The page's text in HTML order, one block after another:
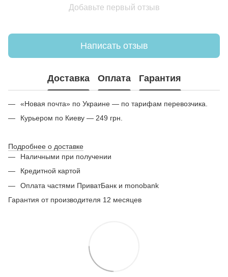
Добавьте первый отзыв
Написать отзыв
Доставка Оплата Гарантия
«Новая почта» по Украине — по тарифам перевозчика.
Курьером по Киеву — 249 грн.
Подробнее о доставке
Наличными при получении
Кредитной картой
Оплата частями ПриватБанк и monobank
Гарантия от производителя 12 месяцев